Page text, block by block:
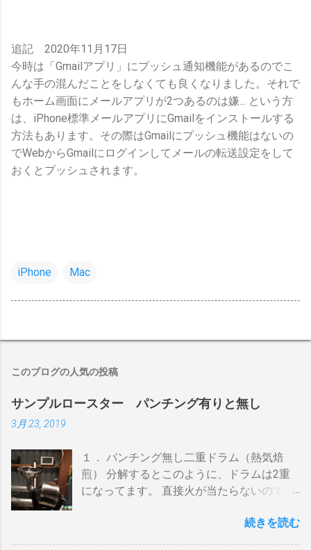
追記 2020年11月17日
今時は「Gmailアプリ」にプッシュ通知機能があるのでこ
んな手の混んだことをしなくても良くなりました。それで
もホーム画面にメールアプリが2つあるのは嫌... という方
は、iPhone標準メールアプリにGmailをインストールする
方法もあります。その際はGmailにプッシュ機能はないの
でWebからGmailにログインしてメールの転送設定をして
おくとプッシュされます。
iPhone Mac
このブログの人気の投稿
サンプルロースター パンチング有りと無し
3月 23, 2019
１． パンチング無し二重ドラム（熱気焙
煎） 分解するとこのように、ドラムは2重
になってます。 直接火が当たらないので温
温度計が使える（ドラム内の温度が測れ
続きを読む